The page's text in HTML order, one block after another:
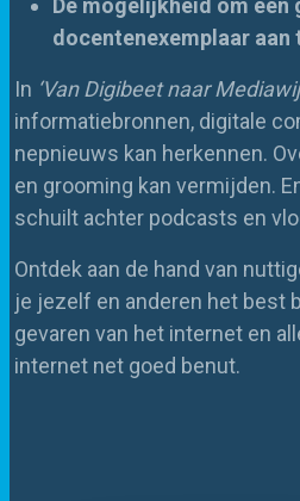
De mogelijkheid om een
docentenexemplaar aan
In ‘Van Digibeet naar
informatiebronnen, digitale
nepnieuws kan herkennen.
en grooming kan vermijden.
schuilt achter podcasts en
Ontdek aan de hand van
je jezelf en anderen het best
gevaren van het internet en
internet net goed benut.